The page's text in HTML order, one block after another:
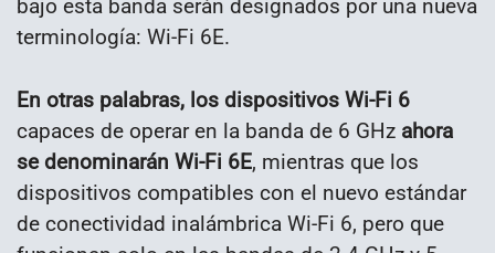
bajo esta banda serán designados por una nueva
terminología: Wi-Fi 6E.
En otras palabras, los dispositivos Wi-Fi 6
capaces de operar en la banda de 6 GHz ahora
se denominarán Wi-Fi 6E, mientras que los
dispositivos compatibles con el nuevo estándar
de conectividad inalámbrica Wi-Fi 6, pero que